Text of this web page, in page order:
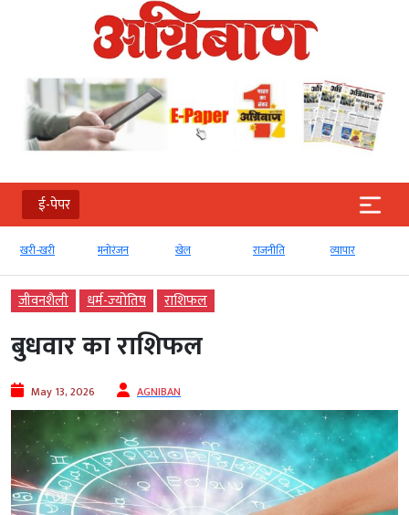
ई-पेपर
खरी-खरी मनोरंजन खेल राजनीति व्‍यापार
जीवनशैली धर्म-ज्‍योतिष राशिफल
बुधवार का राशिफल
May 13, 2026 AGNIBAN